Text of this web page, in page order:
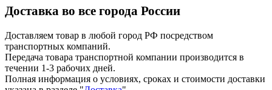
Доставка во все города России
Доставляем товар в любой город РФ посредством
транспортных компаний.
Передача товара транспортной компании производится в
течении 1-3 рабочих дней.
Полная информация о условиях, сроках и стоимости доставки